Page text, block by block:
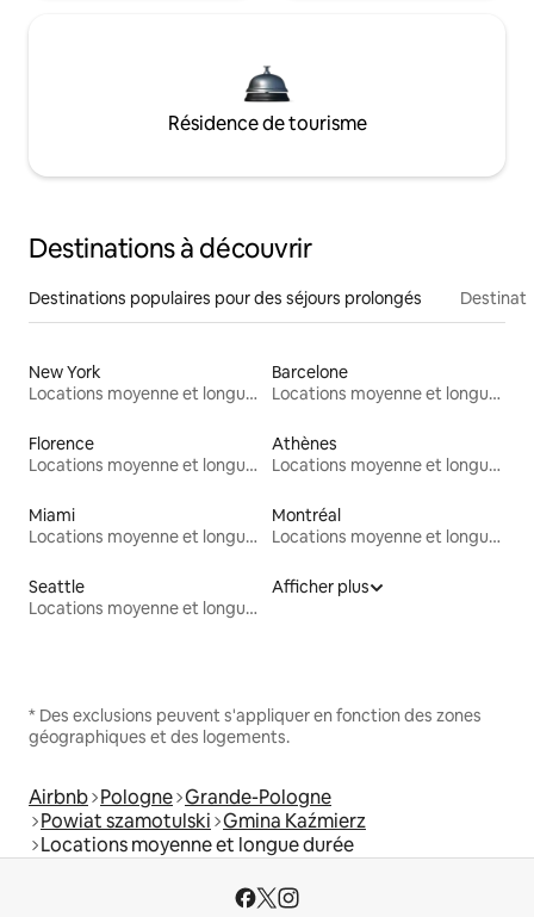
Résidence de tourisme
Destinations à découvrir
Destinations populaires pour des séjours prolongés
New York
Locations moyenne et longue durée
Barcelone
Locations moyenne et longue durée
Florence
Locations moyenne et longue durée
Athènes
Locations moyenne et longue durée
Miami
Locations moyenne et longue durée
Montréal
Locations moyenne et longue durée
Seattle
Locations moyenne et longue durée
Afficher plus
* Des exclusions peuvent s'appliquer en fonction des zones
géographiques et des logements.
Airbnb Pologne Grande-Pologne
Powiat szamotulski Gmina Kaźmierz
Locations moyenne et longue durée